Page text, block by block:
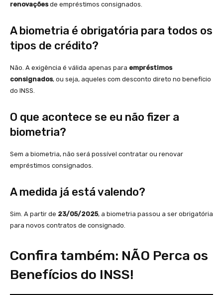
renovaçõesde empréstimos consignados.
A biometria é obrigatória para todos os
tipos de crédito?
Não. A exigência é válida apenas para empréstimos
consignados, ou seja, aqueles com desconto direto no benefício
do INSS.
O que acontece se eu não fizer a
biometria?
Sem a biometria, não será possível contratar ou renovar
empréstimos consignados.
A medida já está valendo?
Sim. A partir de 23/05/2025, a biometria passou a ser obrigatória
para novos contratos de consignado.
Confira também: NÃO Perca os
Benefícios do INSS!